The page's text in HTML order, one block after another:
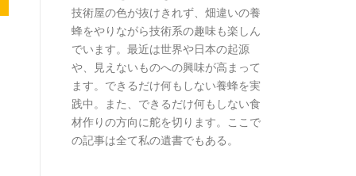
技術屋の色が抜けきれず、畑違いの養
蜂をやりながら技術系の趣味も楽しん
でいます。最近は世界や日本の起源
や、見えないものへの興味が高まって
ます。できるだけ何もしない養蜂を実
践中。また、できるだけ何もしない食
材作りの方向に舵を切ります。ここで
の記事は全て私の遺書でもある。